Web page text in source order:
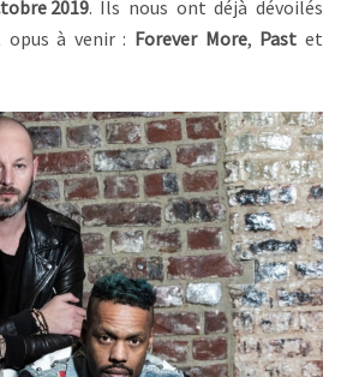
2019. Ils nous ont déjà dévoilés
à venir : Forever More, Past et